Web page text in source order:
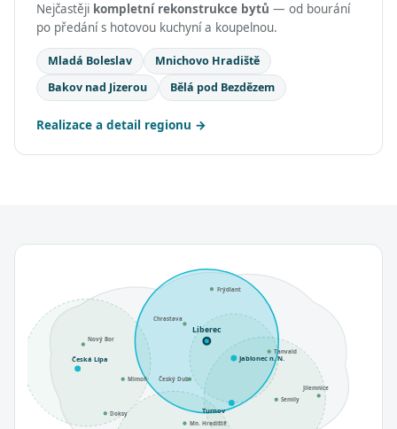
Nejčastěji kompletní rekonstrukce bytů — od bourání
po předání s hotovou kuchyní a koupelnou.
Mladá Boleslav
Mnichovo Hradiště
Bakov nad Jizerou
Bělá pod Bezdězem
Realizace a detail regionu
Liberec
Jablonec n. N.
Turnov
Česká Lípa
Chrastava
Frýdlant
Tanvald
Semily
Jilemnice
Nový Bor
Mimoň
Doksy
Mn. Hradiště
Český Dub